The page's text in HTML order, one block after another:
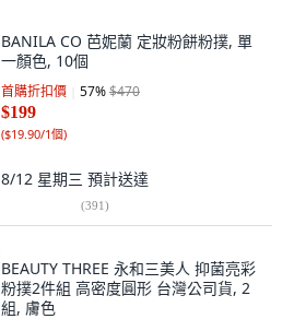
BANILA CO 芭妮蘭 定妝粉餅粉撲, 單
一顏色, 10個
首購折扣價 57%$470
$199
($19.90/1個)
8/12 星期三 預計送達
(391)
BEAUTY THREE 永和三美人 抑菌亮彩
粉撲2件組 高密度圓形 台灣公司貨, 2
組, 膚色